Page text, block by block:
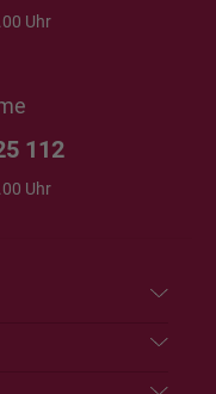
Uhr
112
Uhr